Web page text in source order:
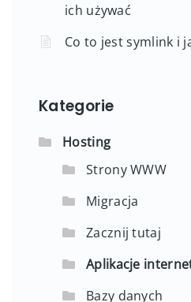
ich używać
Co to jest symlink i
Kategorie
Hosting
Strony WWW
Migracja
Zacznij tutaj
Aplikacje
Bazy danych